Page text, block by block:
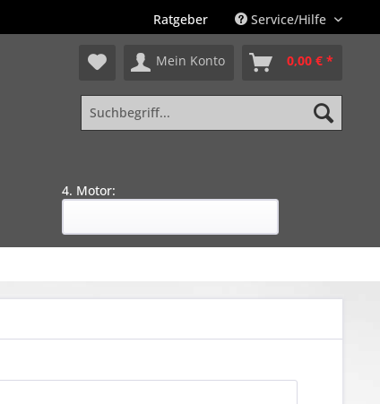
Ratgeber Service/Hilfe
Mein Konto 0,00 € *
4. Motor: